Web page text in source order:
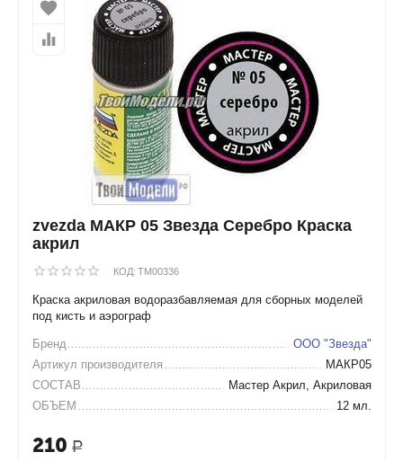
zvezda МАКР 05 Звезда Серебро Краска
акрил
КОД: TM00336
Краска акриловая водоразбавляемая для сборных моделей
под кисть и аэрограф
Бренд
ООО "Звезда"
Артикул производителя
МАКР05
СОСТАВ
Мастер Акрил, Акриловая
ОБЪЕМ
12 мл.
210 Р